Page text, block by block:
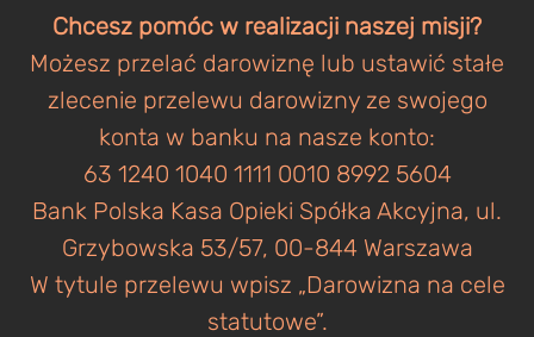
Chcesz pomóc w realizacji naszej misji?
Możesz przelać darowiznę lub ustawić stałe
zlecenie przelewu darowizny ze swojego
konta w banku na nasze konto:
63 1240 1040 1111 0010 8992 5604
Bank Polska Kasa Opieki Spółka Akcyjna, ul.
Grzybowska 53/57, 00-844 Warszawa
W tytule przelewu wpisz „Darowizna na cele
statutowe”.